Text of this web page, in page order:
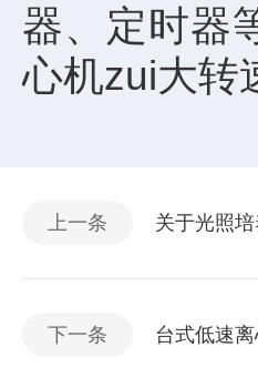
器、定时器
心机zui大转
上一条 关于光照
下一条 台式低速